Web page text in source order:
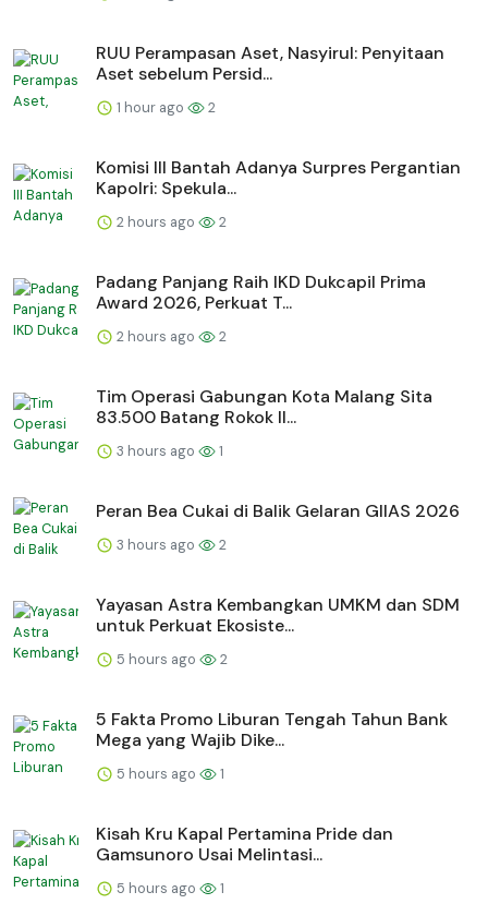
RUU Perampasan Aset, Nasyirul: Penyitaan
Aset sebelum Persid...
1 hour ago 2
Komisi III Bantah Adanya Surpres Pergantian
Kapolri: Spekula...
2 hours ago 2
Padang Panjang Raih IKD Dukcapil Prima
Award 2026, Perkuat T...
2 hours ago 2
Tim Operasi Gabungan Kota Malang Sita
83.500 Batang Rokok Il...
3 hours ago 1
Peran Bea Cukai di Balik Gelaran GIIAS 2026
3 hours ago 2
Yayasan Astra Kembangkan UMKM dan SDM
untuk Perkuat Ekosiste...
5 hours ago 2
5 Fakta Promo Liburan Tengah Tahun Bank
Mega yang Wajib Dike...
5 hours ago 1
Kisah Kru Kapal Pertamina Pride dan
Gamsunoro Usai Melintasi...
5 hours ago 1